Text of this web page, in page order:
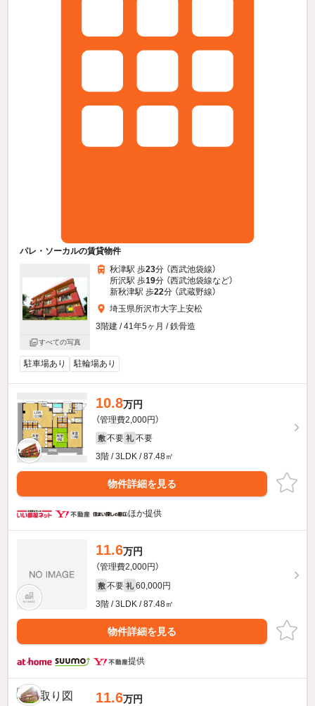
パレ・ソーカルの賃貸物件
すべての写真
秋津駅 歩23分 （西武池袋線）
所沢駅 歩19分 （西武池袋線など）
新秋津駅 歩22分 （武蔵野線）
埼玉県所沢市大字上安松
3階建 / 41年5ヶ月 / 鉄骨造
駐車場あり 駐輪場あり
10.8万円
（管理費2,000円）
敷 不要 礼 不要
3階 / 3LDK / 87.48㎡
物件詳細を見る
ほか提供
11.6万円
（管理費2,000円）
敷 不要 礼 60,000円
3階 / 3LDK / 87.48㎡
物件詳細を見る
提供
11.6万円